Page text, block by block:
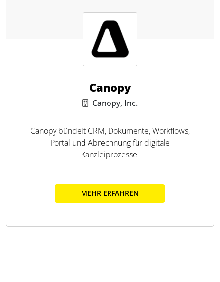
Canopy
Canopy, Inc.
Canopy bündelt CRM, Dokumente, Workflows,
Portal und Abrechnung für digitale
Kanzleiprozesse.
MEHR ERFAHREN